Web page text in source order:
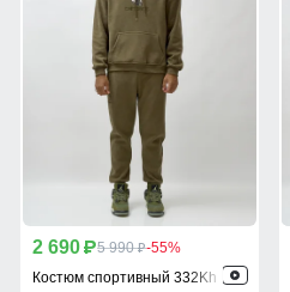
2 690 p5 990 p-55%
Костюм спортивный 332Kh